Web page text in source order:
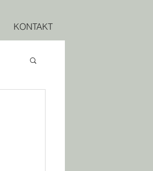
KONTAKT